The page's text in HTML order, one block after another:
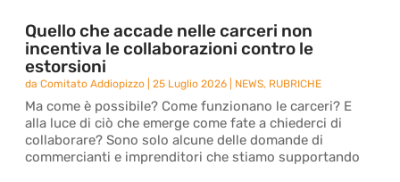
Quello che accade nelle carceri non
incentiva le collaborazioni contro le
estorsioni
daComitato Addiopizzo |25 Luglio 2026 NEWS, RUBRICHE
Ma come è possibile? Come funzionano le carceri? E
alla luce di ciò che emerge come fate a chiederci di
collaborare? Sono solo alcune delle domande di
commercianti e imprenditori che stiamo supportando